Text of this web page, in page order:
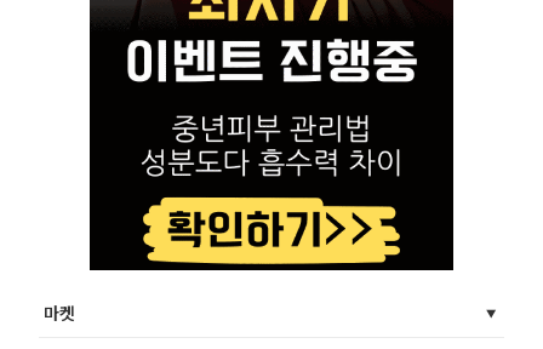
마켓